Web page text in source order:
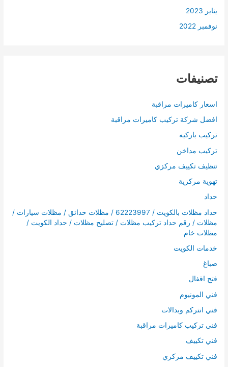
يناير 2023
نوفمبر 2022
تصنيفات
اسعار كاميرات مراقبة
افضل شركة تركيب كاميرات مراقبة
تركيب باركيه
تركيب مداخن
تنظيف تكييف مركزي
تهوية مركزية
حداد
حداد مظلات بالكويت / 62223997 / مظلات حدائق / مظلات سيارات /
مظلات / رقم حداد تركيب مظلات / تصليح مظلات / حداد الكويت /
مظلات خام
خدمات الكويت
صباغ
فتح اقفال
فني المونيوم
فني انتركم وبدالات
فني تركيب كاميرات مراقبة
فني تكييف
فني تكييف مركزي